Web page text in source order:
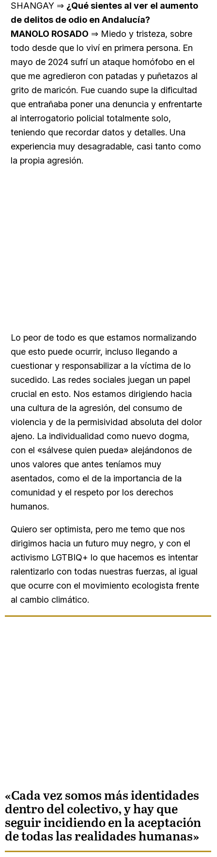
SHANGAY ⇒ ¿Qué sientes al ver el aumento
de delitos de odio en Andalucía?
MANOLO ROSADO ⇒ Miedo y tristeza, sobre
todo desde que lo viví en primera persona. En
mayo de 2024 sufrí un ataque homófobo en el
que me agredieron con patadas y puñetazos al
grito de maricón. Fue cuando supe la dificultad
que entrañaba poner una denuncia y enfrentarte
al interrogatorio policial totalmente solo,
teniendo que recordar datos y detalles. Una
experiencia muy desagradable, casi tanto como
la propia agresión.
Lo peor de todo es que estamos normalizando
que esto puede ocurrir, incluso llegando a
cuestionar y responsabilizar a la víctima de lo
sucedido. Las redes sociales juegan un papel
crucial en esto. Nos estamos dirigiendo hacia
una cultura de la agresión, del consumo de
violencia y de la permisividad absoluta del dolor
ajeno. La individualidad como nuevo dogma,
con el «sálvese quien pueda» alejándonos de
unos valores que antes teníamos muy
asentados, como el de la importancia de la
comunidad y el respeto por los derechos
humanos.
Quiero ser optimista, pero me temo que nos
dirigimos hacia un futuro muy negro, y con el
activismo LGTBIQ+ lo que hacemos es intentar
ralentizarlo con todas nuestras fuerzas, al igual
que ocurre con el movimiento ecologista frente
al cambio climático.
«Cada vez somos más identidades
dentro del colectivo, y hay que
seguir incidiendo en la aceptación
de todas las realidades humanas»